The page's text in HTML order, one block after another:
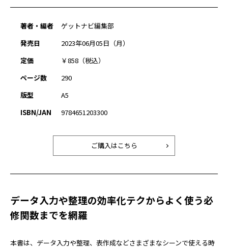
著者・編者
ゲットナビ編集部
発売日
2023年06月05日（月）
定価
￥858（税込）
ページ数
290
版型
A5
ISBN/JAN
9784651203300
ご購入はこちら
データ入力や整理の効率化テクからよく使う必
修関数までを網羅
本書は、データ入力や整理、表作成などさまざまなシーンで使える時